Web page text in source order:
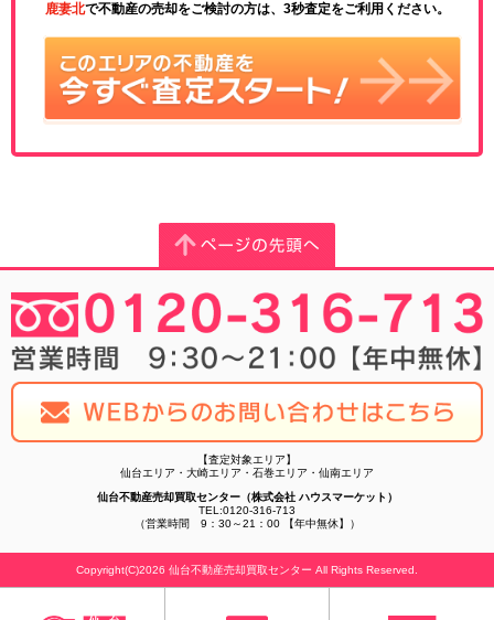
鹿妻北で不動産の売却をご検討の方は、3秒査定をご利用ください。
【査定対象エリア】
仙台エリア・大崎エリア・石巻エリア・仙南エリア
仙台不動産売却買取センター（株式会社 ハウスマーケット）
TEL:0120-316-713
（営業時間 9：30～21：00 【年中無休】）
Copyright(C)2026 仙台不動産売却買取センター All Rights Reserved.